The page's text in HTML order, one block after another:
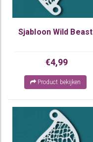
Sjabloon Wild Beast
€4,99
Product bekijken